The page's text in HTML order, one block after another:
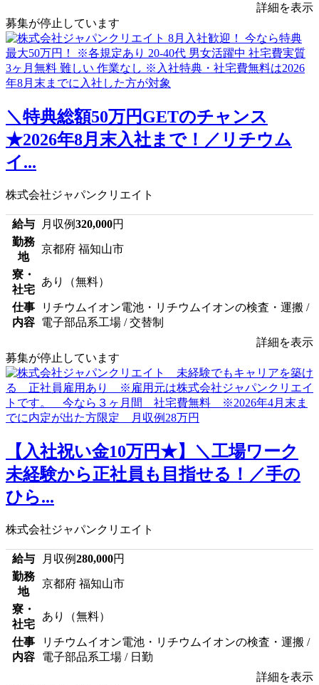
詳細を表示
募集が停止しています
＼特典総額50万円GETのチャンス
★2026年8月末入社まで！／リチウム
イ...
株式会社ジャパンクリエイト
給与 月収例320,000円
勤務
地
京都府 福知山市
寮・
社宅
あり（無料）
仕事
内容
リチウムイオン電池・リチウムイオンの検査・運搬 /
電子部品系工場 / 交替制
詳細を表示
募集が停止しています
【入社祝い金10万円★】＼工場ワーク
未経験から正社員も目指せる！／手の
ひら...
株式会社ジャパンクリエイト
給与 月収例280,000円
勤務
地
京都府 福知山市
寮・
社宅
あり（無料）
仕事
内容
リチウムイオン電池・リチウムイオンの検査・運搬 /
電子部品系工場 / 日勤
詳細を表示